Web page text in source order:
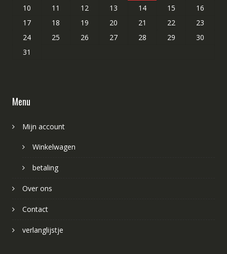
10
11 12 13 14 15
16
17
18 19 20 21 22
23
24
25 26 27 28 29
30
31
Menu
Mijn account
Winkelwagen
betaling
Over ons
Contact
verlanglijstje